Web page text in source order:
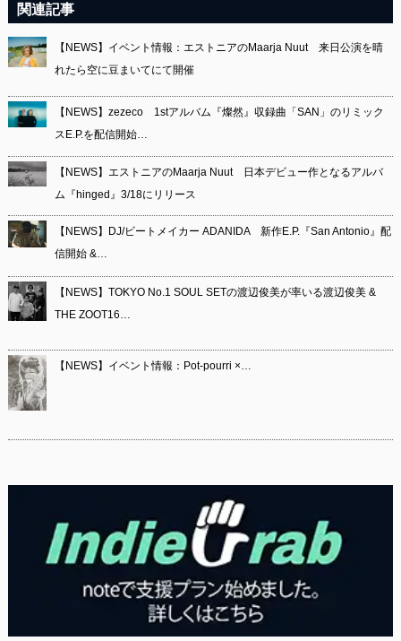
関連記事
【NEWS】イベント情報：エストニアのMaarja Nuut 来日公演を晴
れたら空に豆まいてにて開催
【NEWS】zezeco 1stアルバム『燦然』収録曲「SAN」のリミック
スE.P.を配信開始…
【NEWS】エストニアのMaarja Nuut 日本デビュー作となるアルバ
ム『hinged』3/18にリリース
【NEWS】DJ/ビートメイカー ADANIDA 新作E.P.『San Antonio』配
信開始 &…
【NEWS】TOKYO No.1 SOUL SETの渡辺俊美が率いる渡辺俊美 &
THE ZOOT16…
【NEWS】イベント情報：Pot-pourri ×…